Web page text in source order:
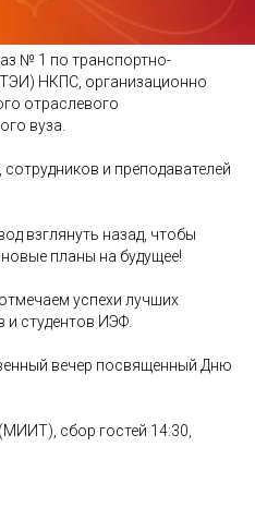
№ 1 по транспортно-
НКПС, организационно
отраслевого
вуза.
и преподавателей
взглянуть назад, чтобы
планы на будущее!
успехи лучших
и студентов ИЭФ.
вечер посвященный Дню
сбор гостей 14:30,